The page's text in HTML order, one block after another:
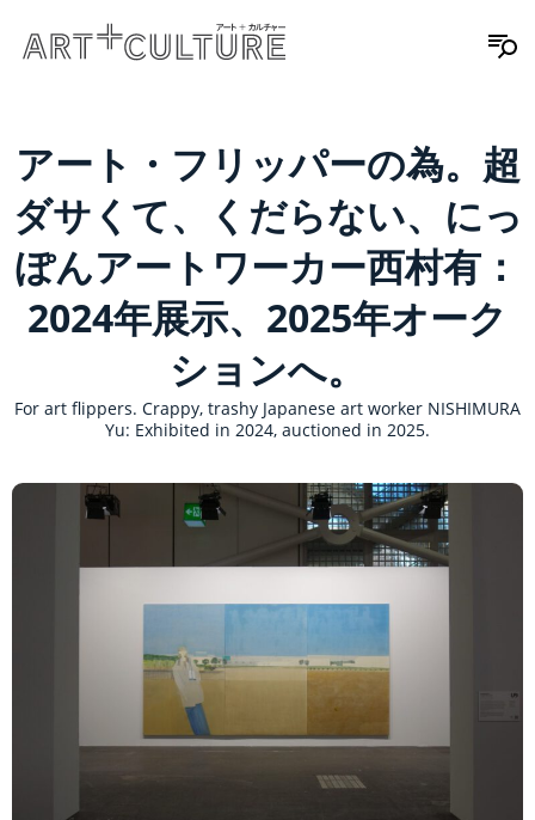
アート・フリッパーの為。超
ダサくて、くだらない、にっ
ぽんアートワーカー西村有：
2024年展示、2025年オーク
ションへ。
For art flippers. Crappy, trashy Japanese art worker NISHIMURA
Yu: Exhibited in 2024, auctioned in 2025.